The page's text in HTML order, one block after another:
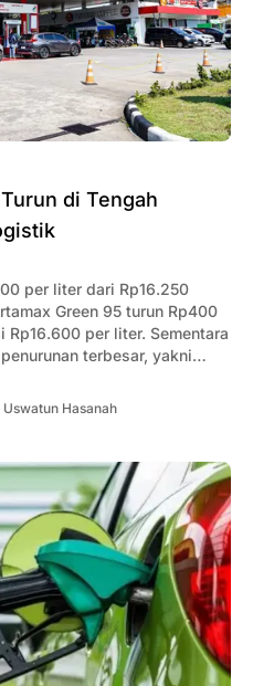
di Tengah
per liter dari Rp16.250
Green 95 turun Rp400
Rp16.600 per liter. Sementara
terbesar, yakni
Uswatun Hasanah